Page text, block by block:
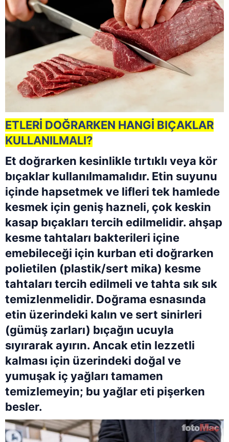
ETLERİ DOĞRARKEN HANGİ BIÇAKLAR
KULLANILMALI?
Et doğrarken kesinlikle tırtıklı veya kör
bıçaklar kullanılmamalıdır. Etin suyunu
içinde hapsetmek ve lifleri tek hamlede
kesmek için geniş hazneli, çok keskin
kasap bıçakları tercih edilmelidir. ahşap
kesme tahtaları bakterileri içine
emebileceği için kurban eti doğrarken
polietilen (plastik/sert mika) kesme
tahtaları tercih edilmeli ve tahta sık sık
temizlenmelidir. Doğrama esnasında
etin üzerindeki kalın ve sert sinirleri
(gümüş zarları) bıçağın ucuyla
sıyırarak ayırın. Ancak etin lezzetli
kalması için üzerindeki doğal ve
yumuşak iç yağları tamamen
temizlemeyin; bu yağlar eti pişerken
besler.